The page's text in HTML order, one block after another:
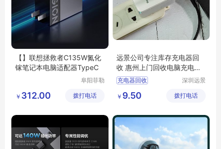
【】联想拯救者C135W氮化
镓笔记本电脑适配器TypeC
阜阳菲勒
公司
￥ 312.00 拨打电话
远景公司专注库存充电器回
收 惠州上门回收电脑充电
器、电源适配器
充电器回收
惠州手机充电器回收
深圳远景
有限公司
￥ 9.50 拨打电话